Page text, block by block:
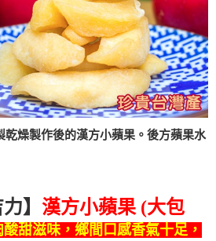
乾燥製作後的漢方小蘋果。後方蘋果水
】 漢方小蘋果 (大包
甜滋味，鄉間口感香氣十足，